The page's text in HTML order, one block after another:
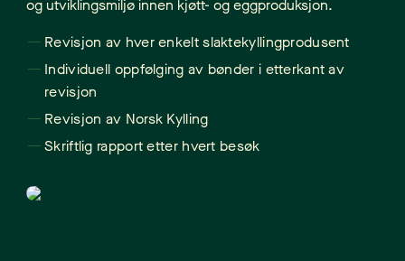
og utviklingsmiljø innen kjøtt- og eggproduksjon.
Revisjon av hver enkelt slaktekyllingprodusent
Individuell oppfølging av bønder i etterkant av
revisjon
Revisjon av Norsk Kylling
Skriftlig rapport etter hvert besøk